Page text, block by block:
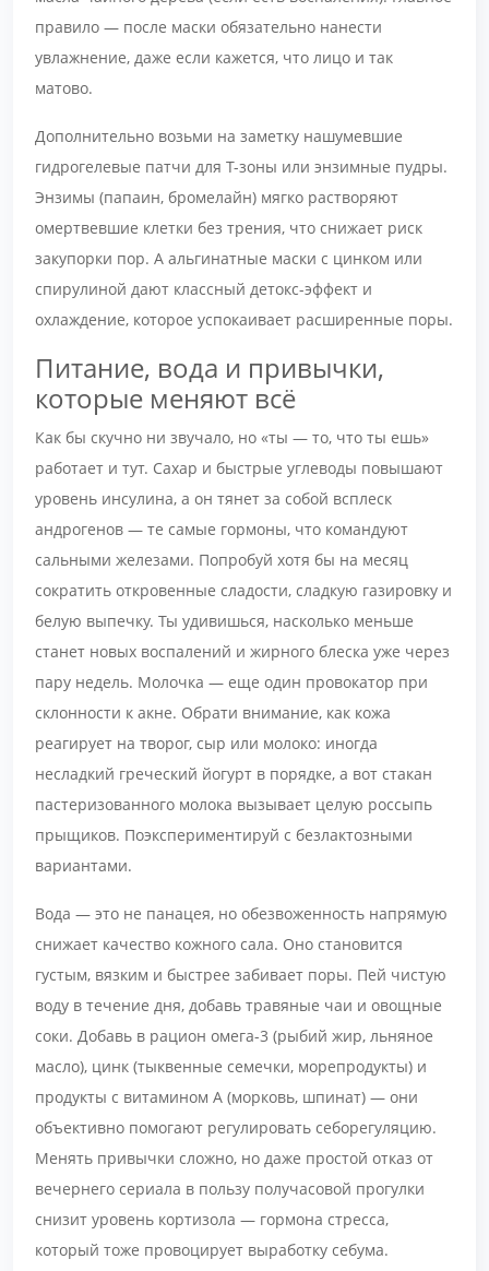
правило — после маски обязательно нанести
увлажнение, даже если кажется, что лицо и так
матово.
Дополнительно возьми на заметку нашумевшие
гидрогелевые патчи для Т-зоны или энзимные пудры.
Энзимы (папаин, бромелайн) мягко растворяют
омертвевшие клетки без трения, что снижает риск
закупорки пор. А альгинатные маски с цинком или
спирулиной дают классный детокс-эффект и
охлаждение, которое успокаивает расширенные поры.
Питание, вода и привычки,
которые меняют всё
Как бы скучно ни звучало, но «ты — то, что ты ешь»
работает и тут. Сахар и быстрые углеводы повышают
уровень инсулина, а он тянет за собой всплеск
андрогенов — те самые гормоны, что командуют
сальными железами. Попробуй хотя бы на месяц
сократить откровенные сладости, сладкую газировку и
белую выпечку. Ты удивишься, насколько меньше
станет новых воспалений и жирного блеска уже через
пару недель. Молочка — еще один провокатор при
склонности к акне. Обрати внимание, как кожа
реагирует на творог, сыр или молоко: иногда
несладкий греческий йогурт в порядке, а вот стакан
пастеризованного молока вызывает целую россыпь
прыщиков. Поэкспериментируй с безлактозными
вариантами.
Вода — это не панацея, но обезвоженность напрямую
снижает качество кожного сала. Оно становится
густым, вязким и быстрее забивает поры. Пей чистую
воду в течение дня, добавь травяные чаи и овощные
соки. Добавь в рацион омега-3 (рыбий жир, льняное
масло), цинк (тыквенные семечки, морепродукты) и
продукты с витамином А (морковь, шпинат) — они
объективно помогают регулировать себорегуляцию.
Менять привычки сложно, но даже простой отказ от
вечернего сериала в пользу получасовой прогулки
снизит уровень кортизола — гормона стресса,
который тоже провоцирует выработку себума.